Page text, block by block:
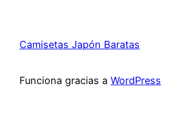
Camisetas Japón Baratas
Funciona gracias a WordPress